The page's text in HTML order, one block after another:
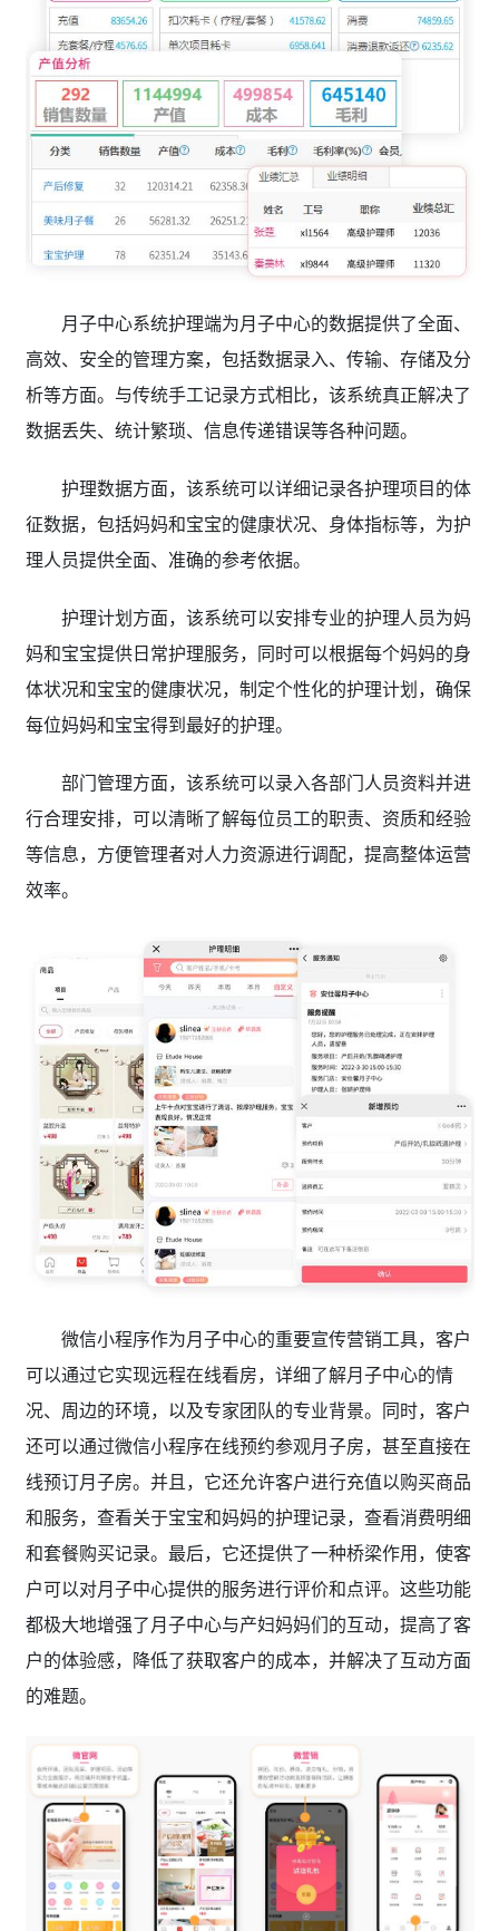
月子中心系统护理端为月子中心的数据提供了全面、
高效、安全的管理方案，包括数据录入、传输、存储及分
析等方面。与传统手工记录方式相比，该系统真正解决了
数据丢失、统计繁琐、信息传递错误等各种问题。
护理数据方面，该系统可以详细记录各护理项目的体
征数据，包括妈妈和宝宝的健康状况、身体指标等，为护
理人员提供全面、准确的参考依据。
护理计划方面，该系统可以安排专业的护理人员为妈
妈和宝宝提供日常护理服务，同时可以根据每个妈妈的身
体状况和宝宝的健康状况，制定个性化的护理计划，确保
每位妈妈和宝宝得到最好的护理。
部门管理方面，该系统可以录入各部门人员资料并进
行合理安排，可以清晰了解每位员工的职责、资质和经验
等信息，方便管理者对人力资源进行调配，提高整体运营
效率。
微信小程序作为月子中心的重要宣传营销工具，客户
可以通过它实现远程在线看房，详细了解月子中心的情
况、周边的环境，以及专家团队的专业背景。同时，客户
还可以通过微信小程序在线预约参观月子房，甚至直接在
线预订月子房。并且，它还允许客户进行充值以购买商品
和服务，查看关于宝宝和妈妈的护理记录，查看消费明细
和套餐购买记录。最后，它还提供了一种桥梁作用，使客
户可以对月子中心提供的服务进行评价和点评。这些功能
都极大地增强了月子中心与产妇妈妈们的互动，提高了客
户的体验感，降低了获取客户的成本，并解决了互动方面
的难题。